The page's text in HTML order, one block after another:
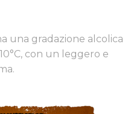
una gradazione alcolica
con un leggero e